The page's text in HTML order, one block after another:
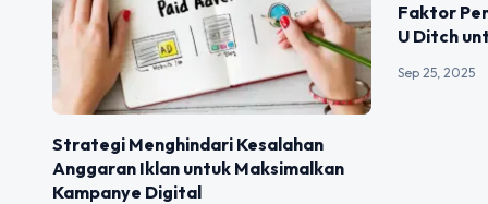
Strategi Menghindari Kesalahan
Anggaran Iklan untuk Maksimalkan
Kampanye Digital
Faktor
U Ditch
Sep 25, 2025